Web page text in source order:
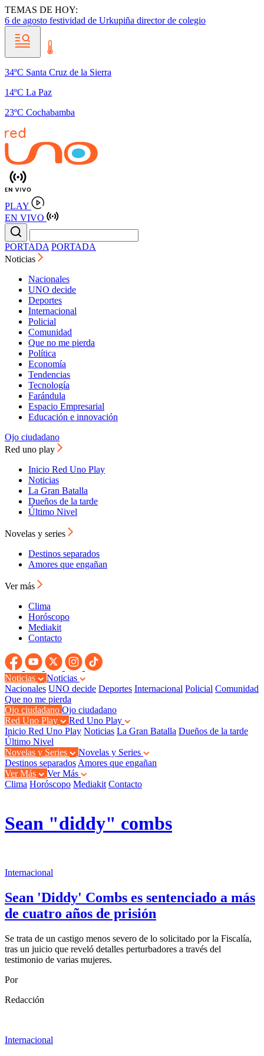
TEMAS DE HOY:
6 de agosto festividad de Urkupiña director de colegio
34ºC Santa Cruz de la Sierra
14ºC La Paz
23ºC Cochabamba
PLAY
EN VIVO
PORTADA PORTADA
Noticias
Nacionales
UNO decide
Deportes
Internacional
Policial
Comunidad
Que no me pierda
Política
Economía
Tendencias
Tecnología
Farándula
Espacio Empresarial
Educación e innovación
Ojo ciudadano
Red uno play
Inicio Red Uno Play
Noticias
La Gran Batalla
Dueños de la tarde
Último Nivel
Novelas y series
Destinos separados
Amores que engañan
Ver más
Clima
Horóscopo
Mediakit
Contacto
Noticias
Noticias
Nacionales UNO decide Deportes Internacional Policial Comunidad
Que no me pierda
Ojo ciudadano Ojo ciudadano
Red Uno Play
Red Uno Play
Inicio Red Uno Play Noticias La Gran Batalla Dueños de la tarde
Último Nivel
Novelas y Series
Novelas y Series
Destinos separados Amores que engañan
Ver Más
Ver Más
Clima Horóscopo Mediakit Contacto
Sean "diddy" combs
Internacional
Sean 'Diddy' Combs es sentenciado a más
de cuatro años de prisión
Se trata de un castigo menos severo de lo solicitado por la Fiscalía,
tras un juicio que reveló detalles perturbadores a través del
testimonio de varias mujeres.
Por
Redacción
Internacional